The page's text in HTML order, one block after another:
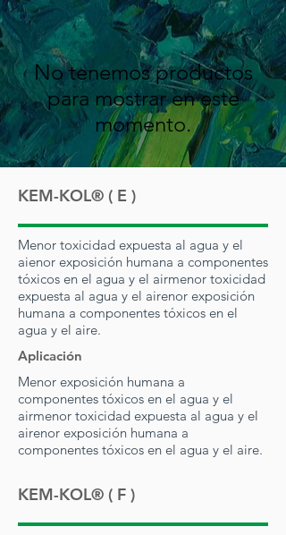
No tenemos productos
para mostrar en este
momento.
KEM-KOL® ( E )
Menor toxicidad expuesta al agua y el
aienor exposición humana a componentes
tóxicos en el agua y el airmenor toxicidad
expuesta al agua y el airenor exposición
humana a componentes tóxicos en el
agua y el aire.
Aplicación
Menor exposición humana a
componentes tóxicos en el agua y el
airmenor toxicidad expuesta al agua y el
airenor exposición humana a
componentes tóxicos en el agua y el aire.
KEM-KOL® ( F )